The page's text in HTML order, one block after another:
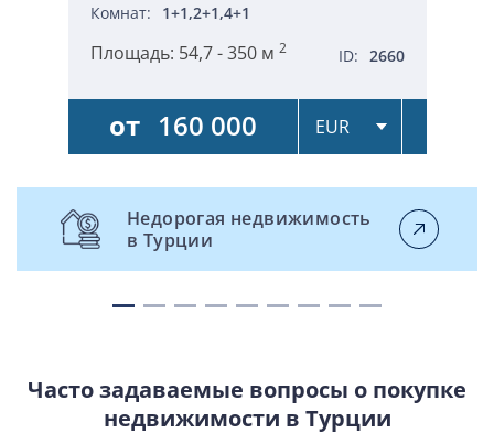
Комнат: 1+1,2+1,4+1
Площадь: 54,7 - 350 м 2 ID: 2660
от 160 000
Недорогая недвижимость
в Турции
Часто задаваемые вопросы о покупке
недвижимости в Турции